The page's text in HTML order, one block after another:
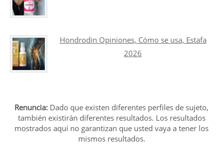
Hondrodin Opiniones, Cómo se usa, Estafa
2026
Renuncia: Dado que existen diferentes perfiles de sujeto,
también existirán diferentes resultados. Los resultados
mostrados aquí no garantizan que usted vaya a tener los
mismos resultados.